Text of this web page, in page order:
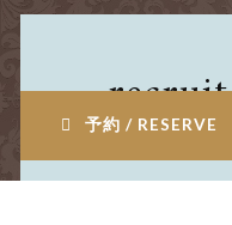
予約 / RESERVE
recruit
採用情報